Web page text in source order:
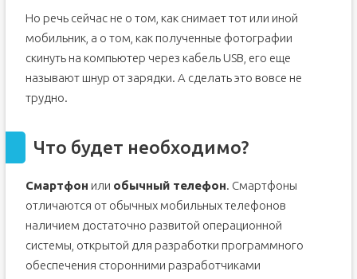
Передаём фото через карту памяти
Дополнительные материалы
Как перенести фото с телефона на компьютер с
Что потребуется
Проводное подключение
Без проводов
Средства для создания фото
Способы передачи
Что потребуется
Но речь сейчас не о том, как снимает тот или иной
мобильник, а о том, как полученные фотографии
скинуть на компьютер через кабель USB, его еще
называют шнур от зарядки. А сделать это вовсе не
трудно.
Что будет необходимо?
Смартфон или обычный телефон. Смартфоны
отличаются от обычных мобильных телефонов
наличием достаточно развитой операционной
системы, открытой для разработки программного
обеспечения сторонними разработчиками